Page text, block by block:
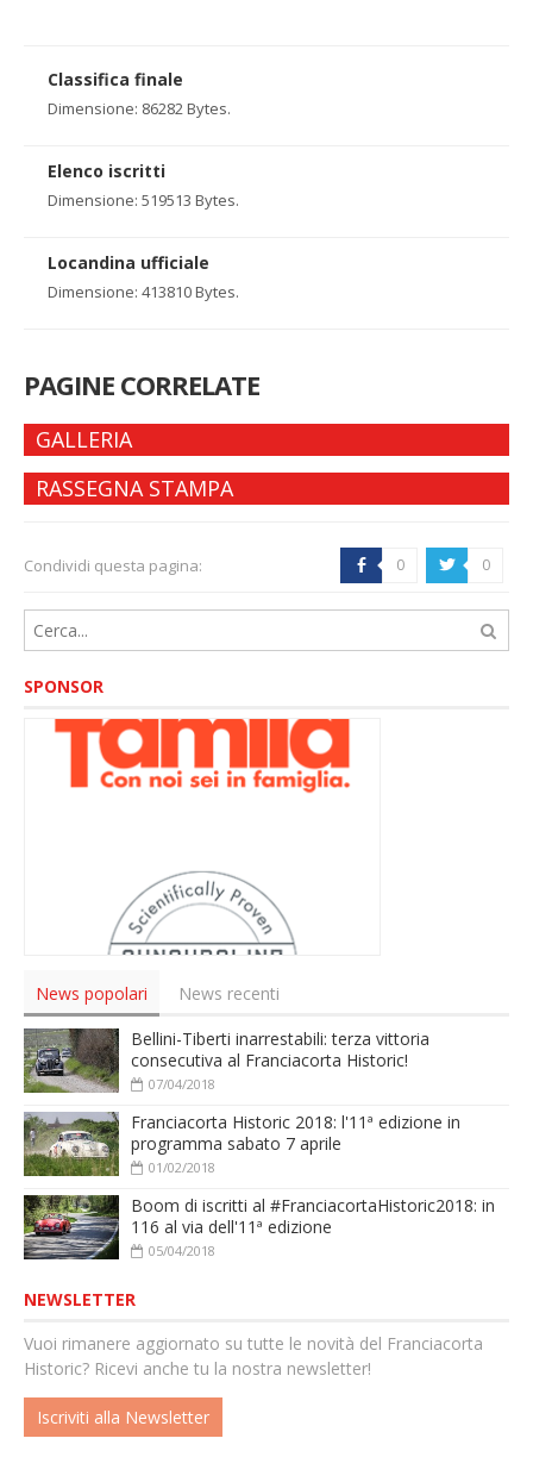
Classifica finale
Dimensione: 86282 Bytes.
Elenco iscritti
Dimensione: 519513 Bytes.
Locandina ufficiale
Dimensione: 413810 Bytes.
PAGINE CORRELATE
GALLERIA
RASSEGNA STAMPA
Condividi questa pagina: b 0 a 0
SPONSOR
News popolari
News recenti
Bellini-Tiberti inarrestabili: terza vittoria
consecutiva al Franciacorta Historic!
07/04/2018
Franciacorta Historic 2018: l'11ª edizione in
programma sabato 7 aprile
01/02/2018
Boom di iscritti al #FranciacortaHistoric2018: in
116 al via dell'11ª edizione
05/04/2018
NEWSLETTER
Vuoi rimanere aggiornato su tutte le novità del Franciacorta
Historic? Ricevi anche tu la nostra newsletter!
Iscriviti alla Newsletter